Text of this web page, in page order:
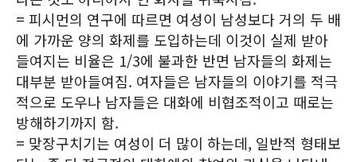
= 피시먼의 연구에 따르면 여성이 남성보다 거의 두 배
에 가까운 양의 화제를 도입하는데 이것이 실제 받아
들여지는 비율은 1/3에 불과한 반면 남자들의 화제는
대부분 받아들여짐. 여자들은 남자들의 이야기를 적극
적으로 도우나 남자들은 대화에 비협조적이고 때로는
방해하기까지 함.
= 맞장구치기는 여성이 더 많이 하는데, 일반적 형태보